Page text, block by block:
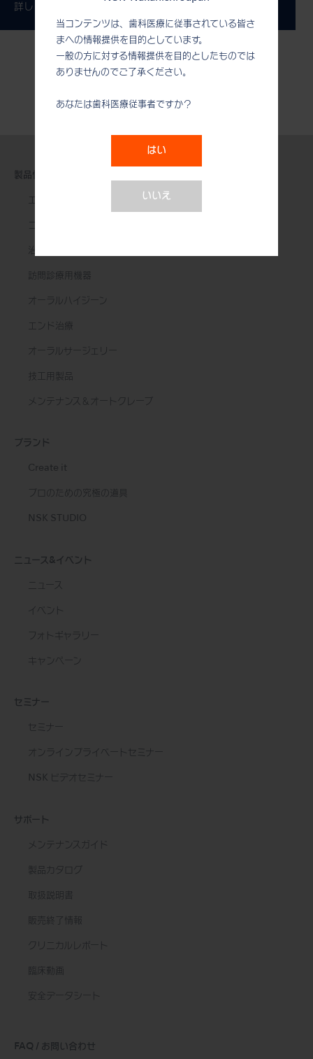
当コンテンツは、歯科医療に従事されている皆さ
まへの情報提供を目的としています。
一般の方に対する情報提供を目的としたものでは
ありませんのでご了承ください。
あなたは歯科医療従事者ですか？
はい
いいえ
詳しくはコーポレートサイトをご覧ください。
製品情報
コントラアングル
治療用モーター
訪問診療用機器
オーラルハイジーン
エンド治療
オーラルサージェリー
技工用製品
メンテナンス＆オートクレーブ
ブランド
Create it
プロのための究極の道具
NSK STUDIO
ニュース&イベント
ニュース
イベント
フォトギャラリー
キャンペーン
セミナー
セミナー
オンラインプライベートセミナー
NSK ビデオセミナー
サポート
メンテナンスガイド
製品カタログ
取扱説明書
販売終了情報
クリニカルレポート
臨床動画
安全データシート
FAQ / お問い合わせ